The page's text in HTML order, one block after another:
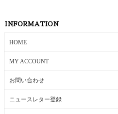
INFORMATION
HOME
MY ACCOUNT
お問い合わせ
ニュースレター登録